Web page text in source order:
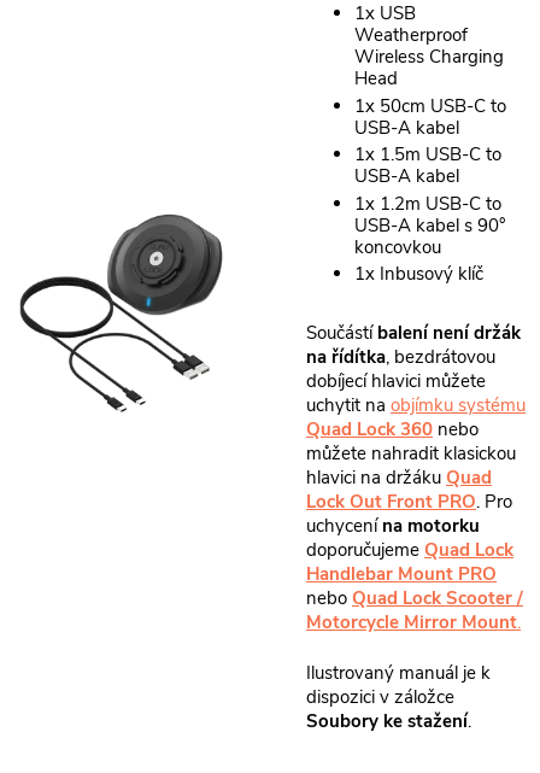
1x USB
Weatherproof
Wireless Charging
Head
1x 50cm USB-C to
USB-A kabel
1x 1.5m USB-C to
USB-A kabel
1x 1.2m USB-C to
USB-A kabel s 90°
koncovkou
1x Inbusový klíč
Součástí balení není držák
na řídítka, bezdrátovou
dobíjecí hlavici můžete
uchytit na objímku systému
Quad Lock 360 nebo
můžete nahradit klasickou
hlavici na držáku Quad
Lock Out Front PRO. Pro
uchycení na motorku
doporučujeme Quad Lock
Handlebar Mount PRO
nebo Quad Lock Scooter /
Motorcycle Mirror Mount.
Ilustrovaný manuál je k
dispozici v záložce
Soubory ke stažení.